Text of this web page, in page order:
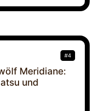
#4
Meridiane:
und